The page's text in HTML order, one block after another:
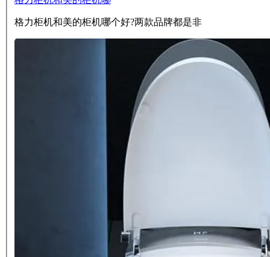
格力柜机和美的柜机哪个好?两款品牌都是非